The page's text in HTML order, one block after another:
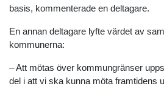
basis, kommenterade en deltagare.
En annan deltagare lyfte värdet av
kommunerna:
– Att mötas över kommungränser
del i att vi ska kunna möta framtidens